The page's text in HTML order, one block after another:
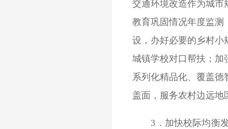
交通环境改造作为城市
教育巩固情况年度监测
设，办好必要的乡村小
城镇学校对口帮扶；加
系列化精品化、覆盖
盖面，服务农村边远地
3．加快校际均衡发